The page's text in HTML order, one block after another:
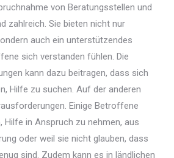
von Beratungsstellen und
zahlreich. Sie bieten nicht nur
auch ein unterstützendes
sich verstanden fühlen. Die
kann dazu beitragen, dass sich
Hilfe zu suchen. Auf der anderen
Einige Betroffene
Hilfe in Anspruch zu nehmen, aus
oder weil sie nicht glauben, dass
sind. Zudem kann es in ländlichen